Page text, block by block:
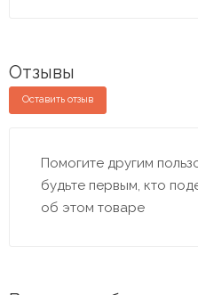
Отзывы
Оставить отзыв
Помогите другим
будьте первым, кто
об этом товаре